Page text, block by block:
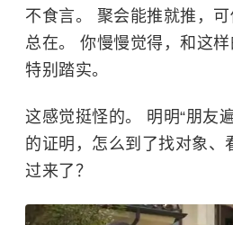
不食言。 聚会能推就推，
总在。 你慢慢觉得，和这
特别踏实。
这感觉挺怪的。 明明“朋友
的证明，怎么到了找对象、
过来了？